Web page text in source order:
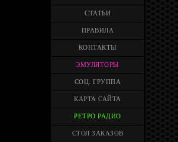
СТАТЬИ
ПРАВИЛА
КОНТАКТЫ
ЭМУЛЯТОРЫ
СОЦ. ГРУППА
КАРТА САЙТА
РЕТРО РАДИО
СТОЛ ЗАКАЗОВ